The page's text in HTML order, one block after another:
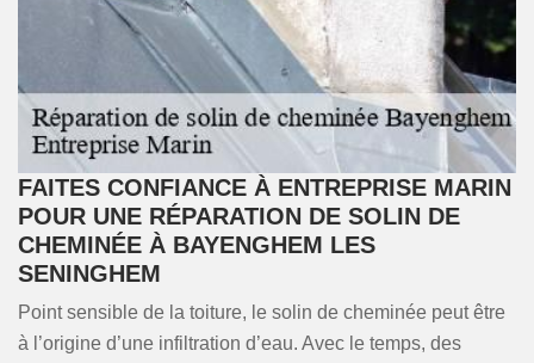
FAITES CONFIANCE À ENTREPRISE MARIN
POUR UNE RÉPARATION DE SOLIN DE
CHEMINÉE À BAYENGHEM LES
SENINGHEM
Point sensible de la toiture, le solin de cheminée peut être
à l’origine d’une infiltration d’eau. Avec le temps, des